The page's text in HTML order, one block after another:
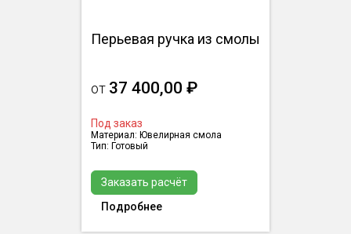
Перьевая ручка из смолы
от 37 400,00 ₽
Под заказ
Материал: Ювелирная смола
Тип: Готовый
Заказать расчёт
Подробнее